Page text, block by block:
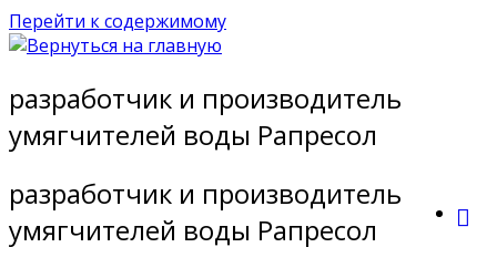
Перейти к содержимому
разработчик и производитель
умягчителей воды Рапресол
разработчик и производитель
умягчителей воды Рапресол